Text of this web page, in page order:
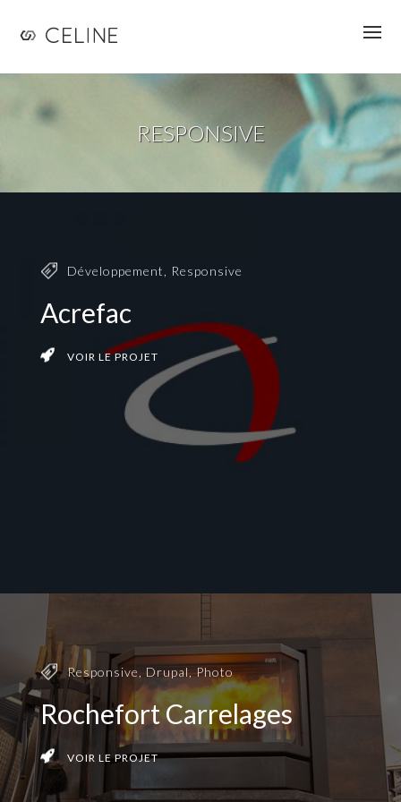
RESPONSIVE
Développement Responsive
Acrefac
VOIR LE PROJET
Responsive, Drupal,Photo
Rochefort Carrelages
VOIR LE PROJET